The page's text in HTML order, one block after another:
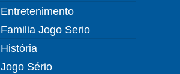
Entretenimento
Familia Jogo Serio
História
Jogo Sério